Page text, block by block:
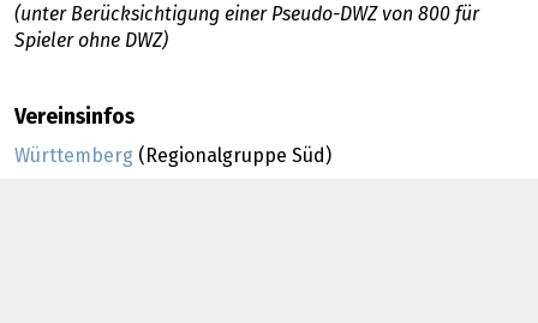
(unter Berücksichtigung einer Pseudo-DWZ von 800 für
Spieler ohne DWZ)
Vereinsinfos
Württemberg (Regionalgruppe Süd)